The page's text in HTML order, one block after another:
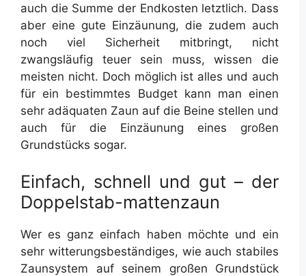
auch die Summe der Endkosten letztlich. Dass
aber eine gute Einzäunung, die zudem auch
noch viel Sicherheit mitbringt, nicht
zwangsläufig teuer sein muss, wissen die
meisten nicht. Doch möglich ist alles und auch
für ein bestimmtes Budget kann man einen
sehr adäquaten Zaun auf die Beine stellen und
auch für die Einzäunung eines großen
Grundstücks sogar.
Einfach, schnell und gut – der
Doppelstab-mattenzaun
Wer es ganz einfach haben möchte und ein
sehr witterungsbeständiges, wie auch stabiles
Zaunsystem auf seinem großen Grundstück